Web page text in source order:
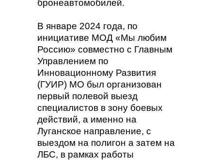
бронеавтомобилей.
В январе 2024 года, по
инициативе МОД «Мы любим
Россию» совместно с Главным
Управлением по
Инновационному Развития
(ГУИР) МО был организован
первый полевой выезд
специалистов в зону боевых
действий, а именно на
Луганское направление, с
выездом на полигон а затем на
ЛБС, в рамках работы